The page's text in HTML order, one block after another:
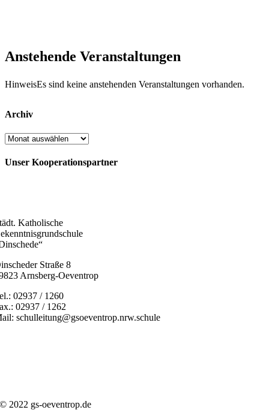
Anstehende Veranstaltungen
HinweisEs sind keine anstehenden Veranstaltungen vorhanden.
Archiv
Archiv
Unser Kooperationspartner
Katholische
Straße 8
Arnsberg-Oeventrop
02937 / 1260
02937 / 1262
schulleitung@gsoeventrop.nrw.schule
© 2022 gs-oeventrop.de